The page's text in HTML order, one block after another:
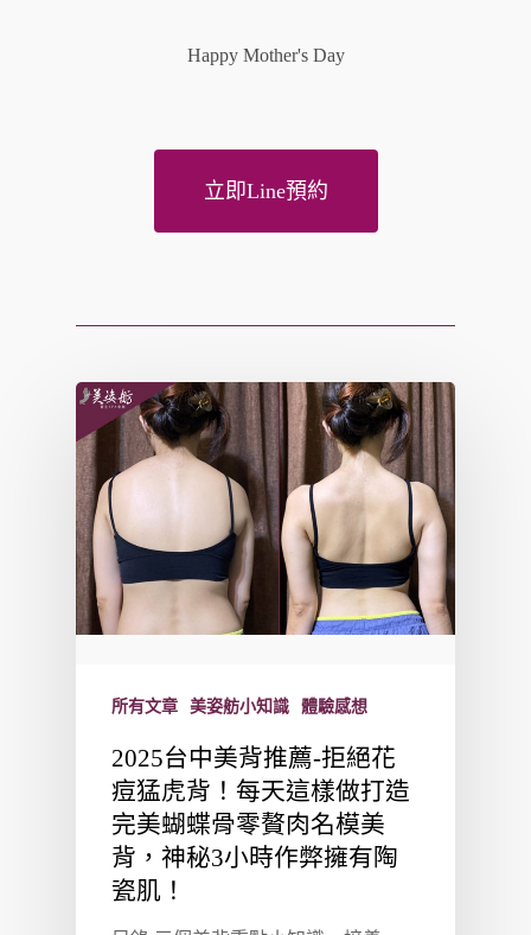
Happy Mother's Day
立即Line預約
所有文章 美姿舫小知識 體驗感想
2025台中美背推薦-拒絕花
痘猛虎背！每天這樣做打造
完美蝴蝶骨零贅肉名模美
背，神秘3小時作弊擁有陶
瓷肌！